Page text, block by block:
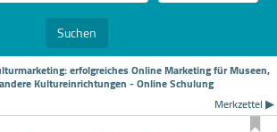
Suchen
erfolgreiches Online Marketing für Museen,
Kultureinrichtungen - Online Schulung
Merkzettel ▶